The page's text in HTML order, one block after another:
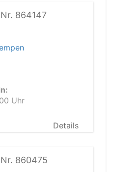
864147
Uhr
Details
860475